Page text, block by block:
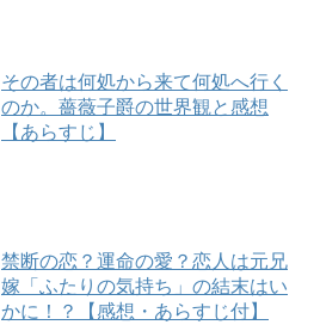
その者は何処から来て何処へ行く
のか。薔薇子爵の世界観と感想
【あらすじ】
禁断の恋？運命の愛？恋人は元兄
嫁「ふたりの気持ち」の結末はい
かに！？【感想・あらすじ付】